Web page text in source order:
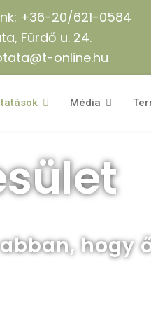
+36-20/621-0584
Fürdő u. 24.
online.hu
Média
hogy